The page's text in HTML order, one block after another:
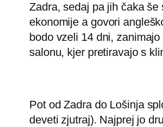
Zadra, sedaj pa jih čaka
ekonomije a govori
bodo vzeli 14 dni,
salonu, kjer pretiravajo s
Pot od Zadra do Lošinja
deveti zjutraj). Najprej jo